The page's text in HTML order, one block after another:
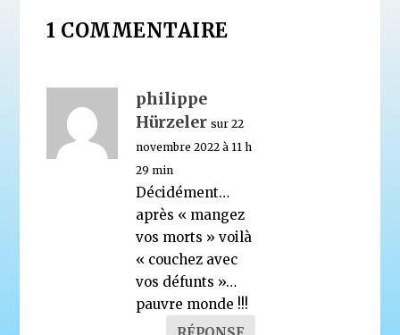
1 COMMENTAIRE
philippe
Hürzeler sur 22
novembre 2022 à 11 h
29 min
Décidément…
après « mangez
vos morts » voilà
« couchez avec
vos défunts »…
pauvre monde !!!